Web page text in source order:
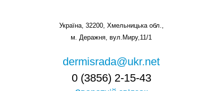
Україна, 32200, Хмельницька обл.,
м. Деражня, вул.Миру,11/1
dermisrada@ukr.net
0 (3856) 2-15-43